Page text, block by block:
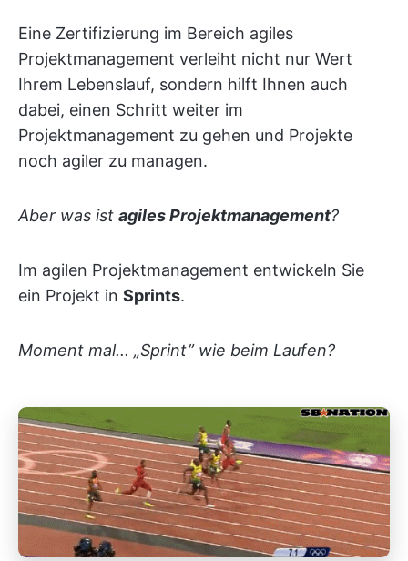
Eine Zertifizierung im Bereich agiles
Projektmanagement verleiht nicht nur Wert
Ihrem Lebenslauf, sondern hilft Ihnen auch
dabei, einen Schritt weiter im
Projektmanagement zu gehen und Projekte
noch agiler zu managen.
Aber was ist agiles Projektmanagement?
Im agilen Projektmanagement entwickeln Sie
ein Projekt in Sprints.
Moment mal... „Sprint” wie beim Laufen?